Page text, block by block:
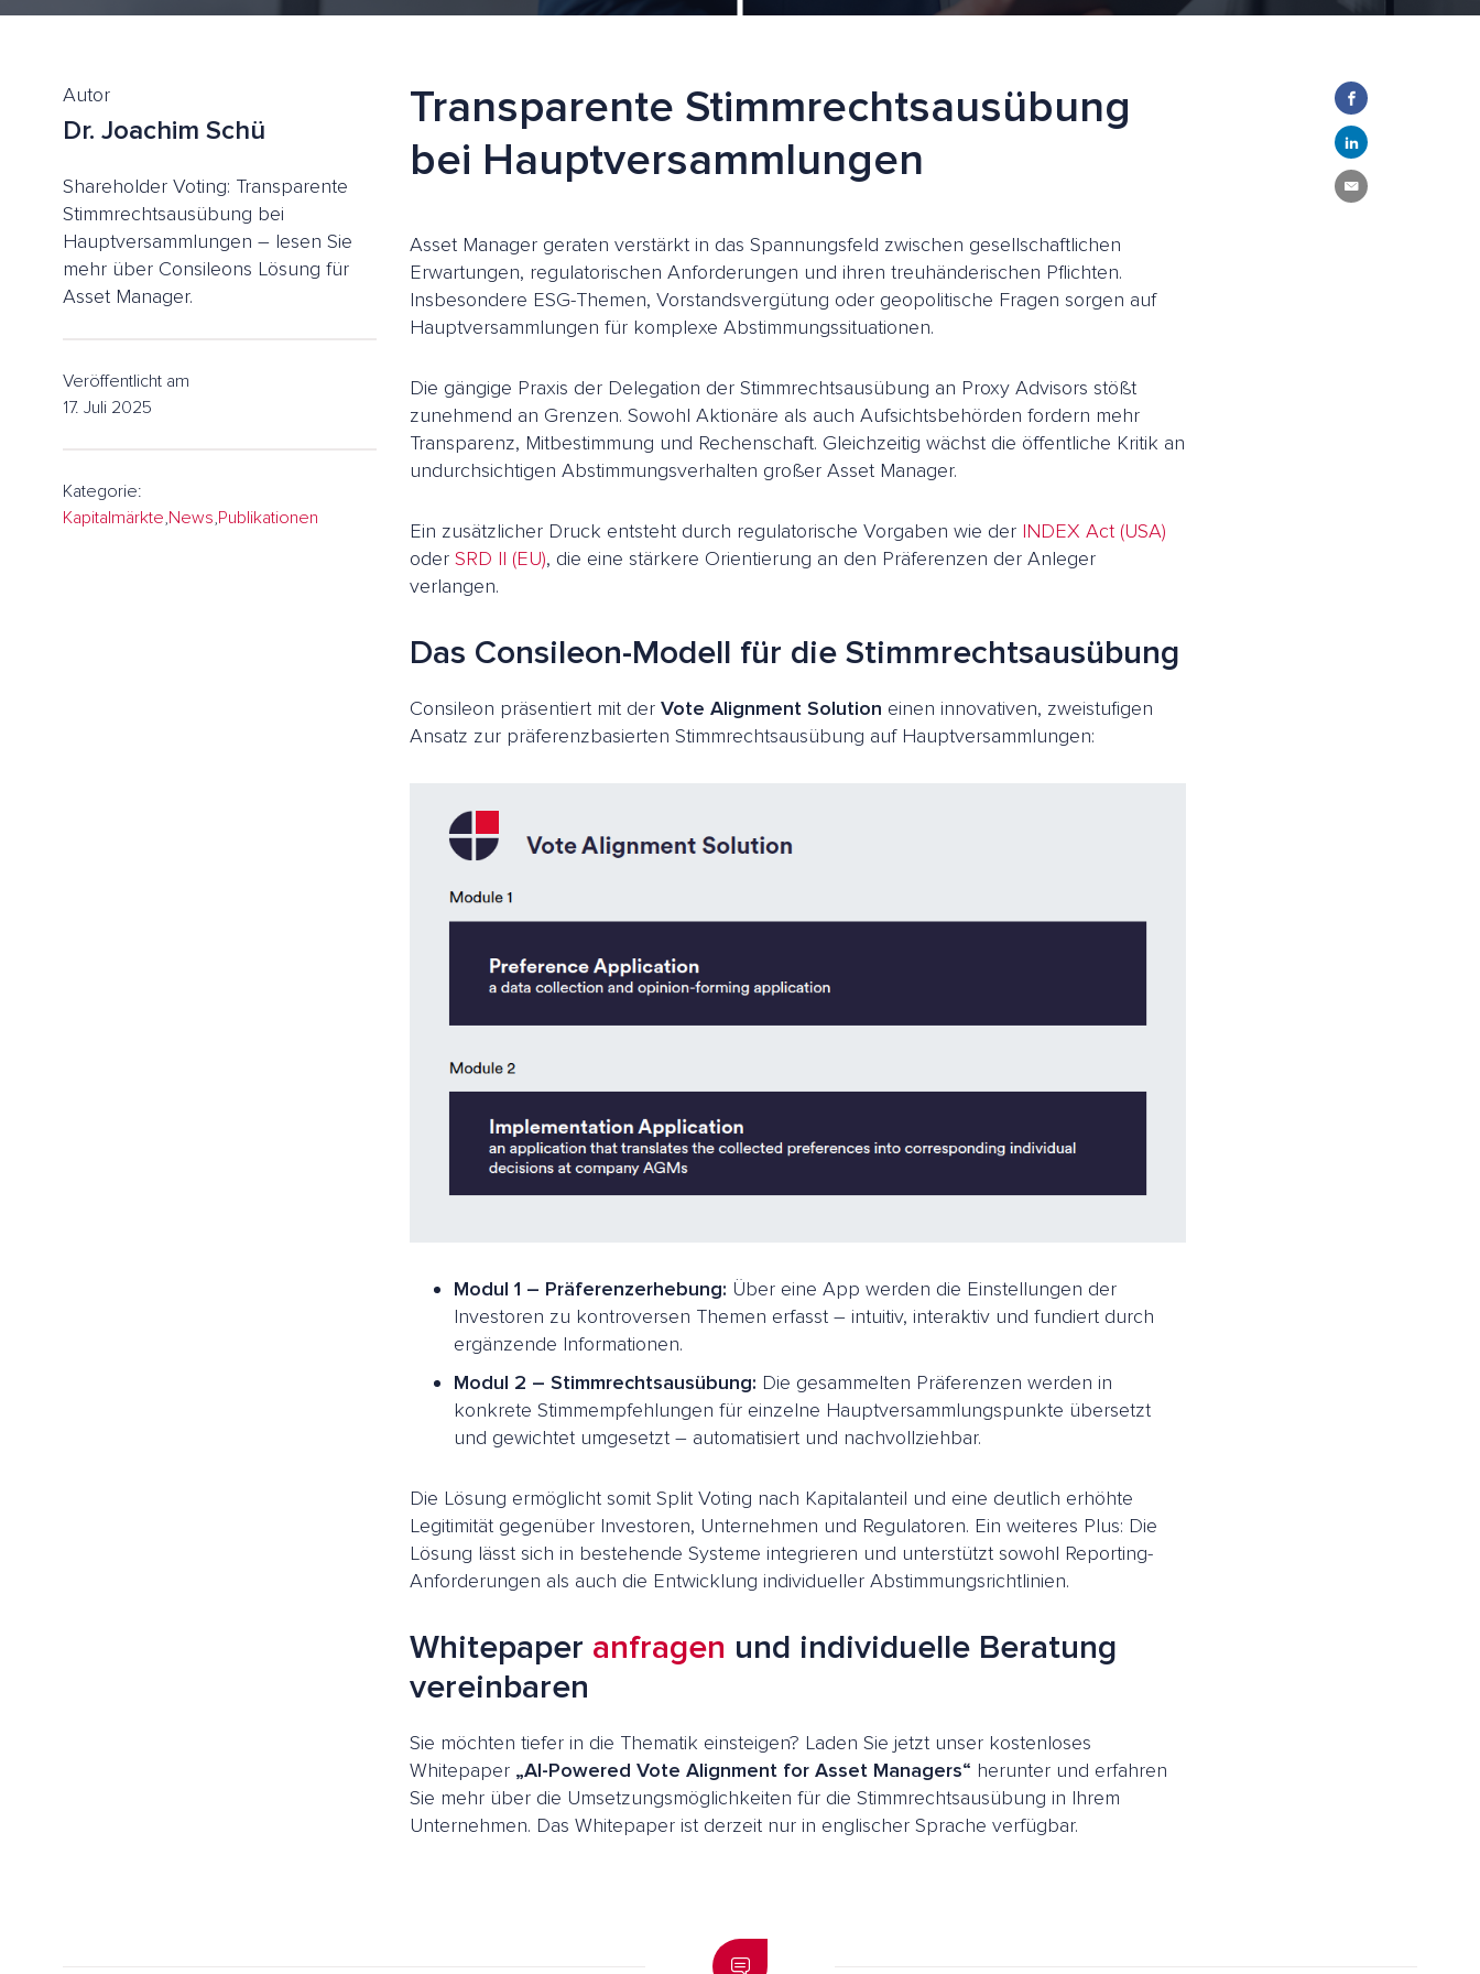
Autor
Dr. Joachim Schü
Shareholder Voting: Transparente
Stimmrechtsausübung bei
Hauptversammlungen – lesen Sie
mehr über Consileons Lösung für
Asset Manager.
Veröffentlicht am
17. Juli 2025
Kategorie:
Kapitalmärkte,News,Publikationen
Transparente Stimmrechtsausübung
bei Hauptversammlungen
Asset Manager geraten verstärkt in das Spannungsfeld zwischen gesellschaftlichen
Erwartungen, regulatorischen Anforderungen und ihren treuhänderischen Pflichten.
Insbesondere ESG-Themen, Vorstandsvergütung oder geopolitische Fragen sorgen auf
Hauptversammlungen für komplexe Abstimmungssituationen.
Die gängige Praxis der Delegation der Stimmrechtsausübung an Proxy Advisors stößt
zunehmend an Grenzen. Sowohl Aktionäre als auch Aufsichtsbehörden fordern mehr
Transparenz, Mitbestimmung und Rechenschaft. Gleichzeitig wächst die öffentliche Kritik an
undurchsichtigen Abstimmungsverhalten großer Asset Manager.
Ein zusätzlicher Druck entsteht durch regulatorische Vorgaben wie der INDEX Act (USA)
oder SRD II (EU), die eine stärkere Orientierung an den Präferenzen der Anleger
verlangen.
Das Consileon-Modell für die Stimmrechtsausübung
Consileon präsentiert mit der Vote Alignment Solution einen innovativen, zweistufigen
Ansatz zur präferenzbasierten Stimmrechtsausübung auf Hauptversammlungen:
Modul 1 – Präferenzerhebung: Über eine App werden die Einstellungen der
Investoren zu kontroversen Themen erfasst – intuitiv, interaktiv und fundiert durch
ergänzende Informationen.
Modul 2 – Stimmrechtsausübung: Die gesammelten Präferenzen werden in
konkrete Stimmempfehlungen für einzelne Hauptversammlungspunkte übersetzt
und gewichtet umgesetzt – automatisiert und nachvollziehbar.
Die Lösung ermöglicht somit Split Voting nach Kapitalanteil und eine deutlich erhöhte
Legitimität gegenüber Investoren, Unternehmen und Regulatoren. Ein weiteres Plus: Die
Lösung lässt sich in bestehende Systeme integrieren und unterstützt sowohl Reporting-
Anforderungen als auch die Entwicklung individueller Abstimmungsrichtlinien.
Whitepaper anfragen und individuelle Beratung
vereinbaren
Sie möchten tiefer in die Thematik einsteigen? Laden Sie jetzt unser kostenloses
Whitepaper „AI-Powered Vote Alignment for Asset Managers“ herunter und erfahren
Sie mehr über die Umsetzungsmöglichkeiten für die Stimmrechtsausübung in Ihrem
Unternehmen. Das Whitepaper ist derzeit nur in englischer Sprache verfügbar.